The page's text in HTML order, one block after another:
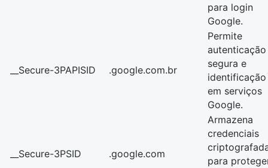
para login
Google.
__Secure-3PAPISID .google.com.br
Permite
autenticação
segura e
identificação
em serviços
Google.
__Secure-3PSID .google.com
Armazena
credenciais
para